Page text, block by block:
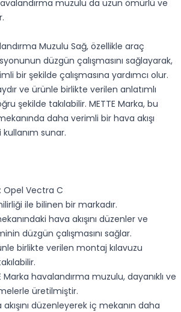
muzulu da uzun ömürlü ve
Muzulu Sağ, özellikle araç
düzgün çalışmasını sağlayarak,
bir şekilde çalışmasına yardımcı olur.
ve ürünle birlikte verilen anlatımlı
şekilde takılabilir. METTE Marka, bu
daha verimli bir hava akışı
sunar.
Opel Vectra C
ile bilinen bir markadır.
hava akışını düzenler ve
düzgün çalışmasını sağlar.
birlikte verilen montaj kılavuzu
Marka havalandırma muzulu, dayanıklı ve
üretilmiştir.
düzenleyerek iç mekanın daha